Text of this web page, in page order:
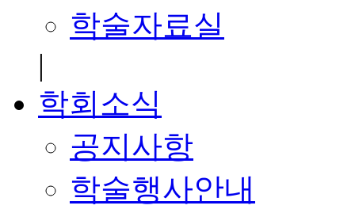
학술자료실
|
학회소식
공지사항
학술행사안내